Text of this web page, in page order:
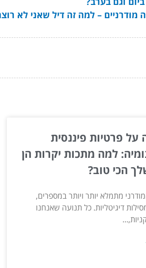
– למה זה דיל שאני לא
על פרטיות פיננסית
למה מתכות יקרות הן
הכי טוב?
מתמלא יותר ויותר במספרים,
דיגיטליות. כל תנועה שאנחנו